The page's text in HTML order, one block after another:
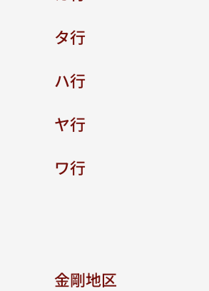
タ行
ハ行
ヤ行
ワ行
金剛地区